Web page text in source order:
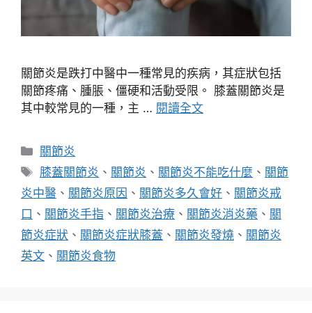
關節炎是跌打中醫中一種常見的疾病，其症狀包括
關節疼痛、腫脹、僵硬和活動受限。 膝蓋關節炎是
其中較常見的一種，主 … 閱讀全文
分
類
關節炎
標
籤
膝蓋關節炎 、 關節炎 、 關節炎不能吃什麼 、 關節
炎中醫 、 關節炎原因 、 關節炎多久會好 、 關節炎戒
口 、 關節炎手指 、 關節炎治療 、 關節炎消炎藥 、 關
節炎症狀 、 關節炎症狀膝蓋 、 關節炎發燒 、 關節炎
英文 、 關節炎食物